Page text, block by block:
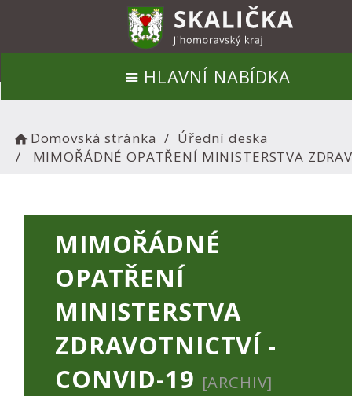
HLAVNÍ NABÍDKA
Domovská stránka
Úřední deska
MIMOŘÁDNÉ OPATŘENÍ MINISTERSTVA
MIMOŘÁDNÉ
OPATŘENÍ
MINISTERSTVA
ZDRAVOTNICTVÍ -
CONVID-19 [ARCHIV]